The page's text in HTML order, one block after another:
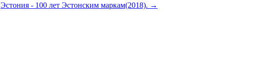
Эстония - 100 лет Эстонским маркам(2018). →